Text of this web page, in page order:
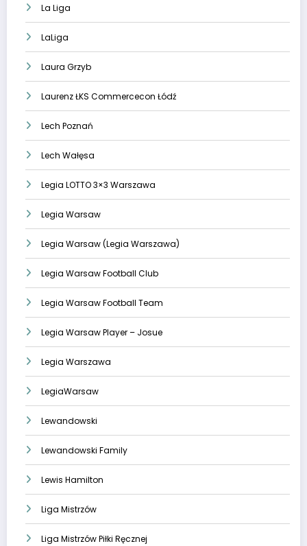
La Liga
LaLiga
Laura Grzyb
Laurenz ŁKS Commercecon Łódź
Lech Poznań
Lech Wałęsa
Legia LOTTO 3×3 Warszawa
Legia Warsaw
Legia Warsaw (Legia Warszawa)
Legia Warsaw Football Club
Legia Warsaw Football Team
Legia Warsaw Player – Josue
Legia Warszawa
LegiaWarsaw
Lewandowski
Lewandowski Family
Lewis Hamilton
Liga Mistrzów
Liga Mistrzów Piłki Ręcznej